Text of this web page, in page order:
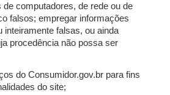
de computadores, de rede ou de
falsos; empregar informações
inteiramente falsas, ou ainda
procedência não possa ser
do Consumidor.gov.br para fins
do site;